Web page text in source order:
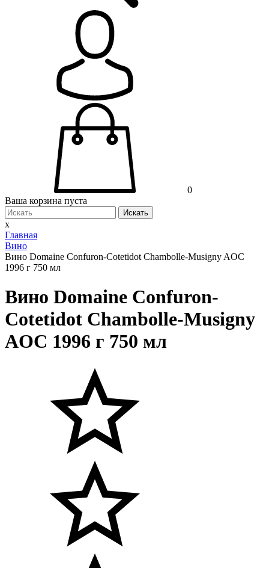
0
Ваша корзина пуста
Искать
x
Главная
Вино
Вино Domaine Confuron-Cotetidot Chambolle-Musigny AOC
1996 г 750 мл
Вино Domaine Confuron-
Cotetidot Chambolle-Musigny
AOC 1996 г 750 мл